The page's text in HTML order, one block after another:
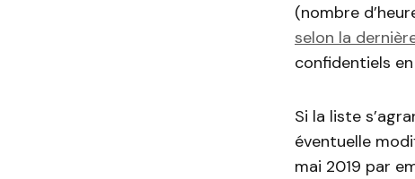
(nombre
selon la
confidentiels
Si la liste
éventuelle
mai 2019 par